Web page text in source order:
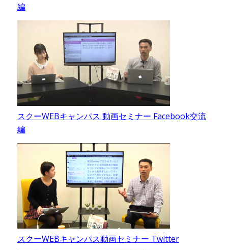
編
スクーWEBキャンパス 動画セミナー Facebook交流
編
スクーWEBキャンパス動画セミナー Twitter